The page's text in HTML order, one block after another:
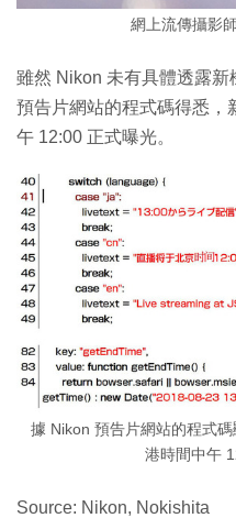
網上流傳攝影
雖然 Nikon 未有具體透露
預告片網站的程式碼得悉，
午 12:00 正式曝光。
據 Nikon 預告片網站的程式
港時間中午
Source: Nikon, Nokishita